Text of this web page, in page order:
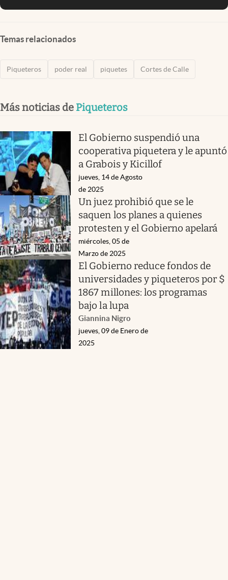
Temas relacionados
Piqueteros poder real piquetes Cortes de Calle
Más noticias de Piqueteros
El Gobierno suspendió una
cooperativa piquetera y le apuntó
a Grabois y Kicillof
jueves, 14 de Agosto
de 2025
Un juez prohibió que se le
saquen los planes a quienes
protesten y el Gobierno apelará
miércoles, 05 de
Marzo de 2025
El Gobierno reduce fondos de
universidades y piqueteros por $
1867 millones: los programas
bajo la lupa
Giannina Nigro
jueves, 09 de Enero de
2025